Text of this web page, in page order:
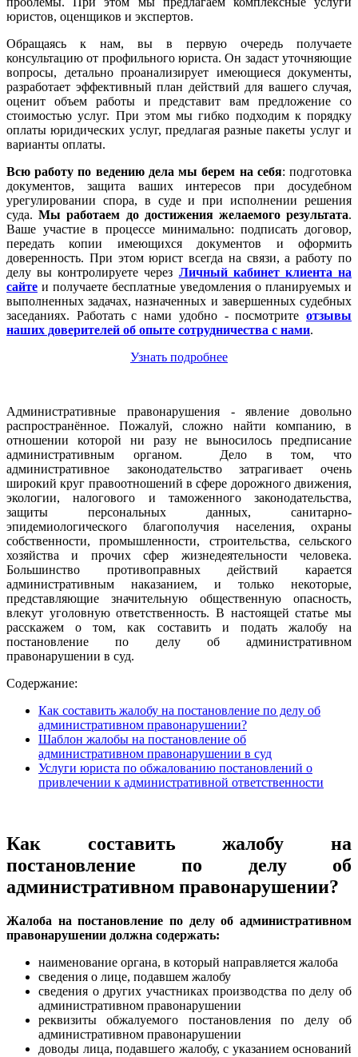
юристов, оценщиков и экспертов.
Обращаясь к нам, вы в первую очередь получаете
консультацию от профильного юриста. Он задаст уточняющие
вопросы, детально проанализирует имеющиеся документы,
разработает эффективный план действий для вашего случая,
оценит объем работы и представит вам предложение со
стоимостью услуг. При этом мы гибко подходим к порядку
оплаты юридических услуг, предлагая разные пакеты услуг и
варианты оплаты.
Всю работу по ведению дела мы берем на себя: подготовка
документов, защита ваших интересов при досудебном
урегулировании спора, в суде и при исполнении решения
суда.Мы работаем до достижения желаемого результата.
Ваше участие в процессе минимально: подписать договор,
передать копии имеющихся документов и оформить
доверенность. При этом юрист всегда на связи, а работу по
делу вы контролируете через Личный кабинет клиента на
сайте и получаете бесплатные уведомления о планируемых и
выполненных задачах, назначенных и завершенных судебных
заседаниях. Работать с нами удобно - посмотрите отзывы
наших доверителей об опыте сотрудничества с нами.
Узнать подробнее
Административные правонарушения - явление довольно
распространённое. Пожалуй, сложно найти компанию, в
отношении которой ни разу не выносилось предписание
административным органом. Дело в том, что
административное законодательство затрагивает очень
широкий круг правоотношений в сфере дорожного движения,
экологии, налогового и таможенного законодательства,
защиты персональных данных, санитарно-
эпидемиологического благополучия населения, охраны
собственности, промышленности, строительства, сельского
хозяйства и прочих сфер жизнедеятельности человека.
Большинство противоправных действий карается
административным наказанием, и только некоторые,
представляющие значительную общественную опасность,
влекут уголовную ответственность. В настоящей статье мы
расскажем о том, как составить и подать жалобу на
постановление по делу об административном
правонарушении в суд.
Содержание:
Как составить жалобу на постановление по делу об
административном правонарушении?
Шаблон жалобы на постановление об
административном правонарушении в суд
Услуги юриста по обжалованию постановлений о
привлечении к административной ответственности
Как составить жалобу на
постановление по делу об
административном правонарушении?
Жалоба на постановление по делу об административном
правонарушении должна содержать:
наименование органа, в который направляется жалоба
сведения о лице, подавшем жалобу
сведения о других участниках производства по делу об
административном правонарушении
реквизиты обжалуемого постановления по делу об
административном правонарушении
доводы лица, подавшего жалобу, с указанием оснований